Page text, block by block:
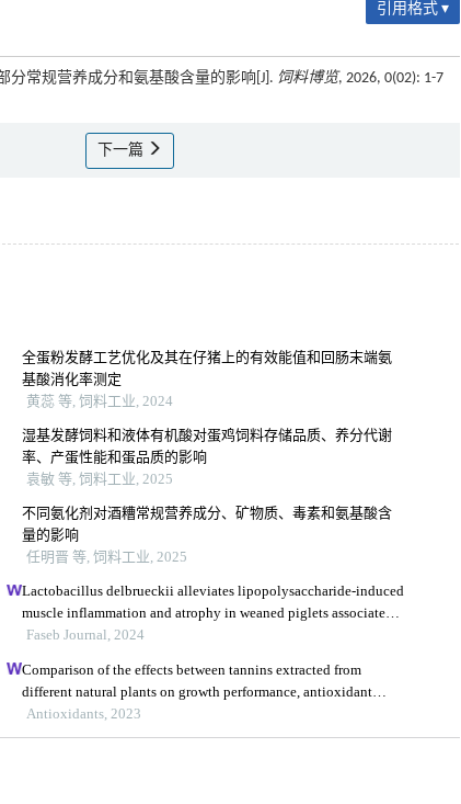
引用格式 ▾
分常规营养成分和氨基酸含量的影响[J]. 饲料博览, 2026, 0(02): 1-7
下一篇